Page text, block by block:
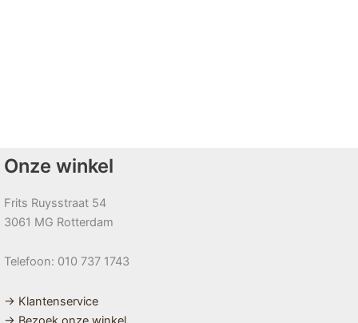
Onze winkel
Frits Ruysstraat 54
3061 MG Rotterdam
Telefoon: 010 737 1743
→ Klantenservice